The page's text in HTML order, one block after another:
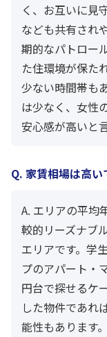
く、お互いに見
なども共有され
期的なパトロー
た住環境が保た
少ない時間帯も
は少なく、女性
安心感が高いと
Q. 家賃相場は高い
A. エリアの平均
較的リーズナブ
エリアです。学
プのアパート・
円台で探せるケ
した物件であれ
能性もあります